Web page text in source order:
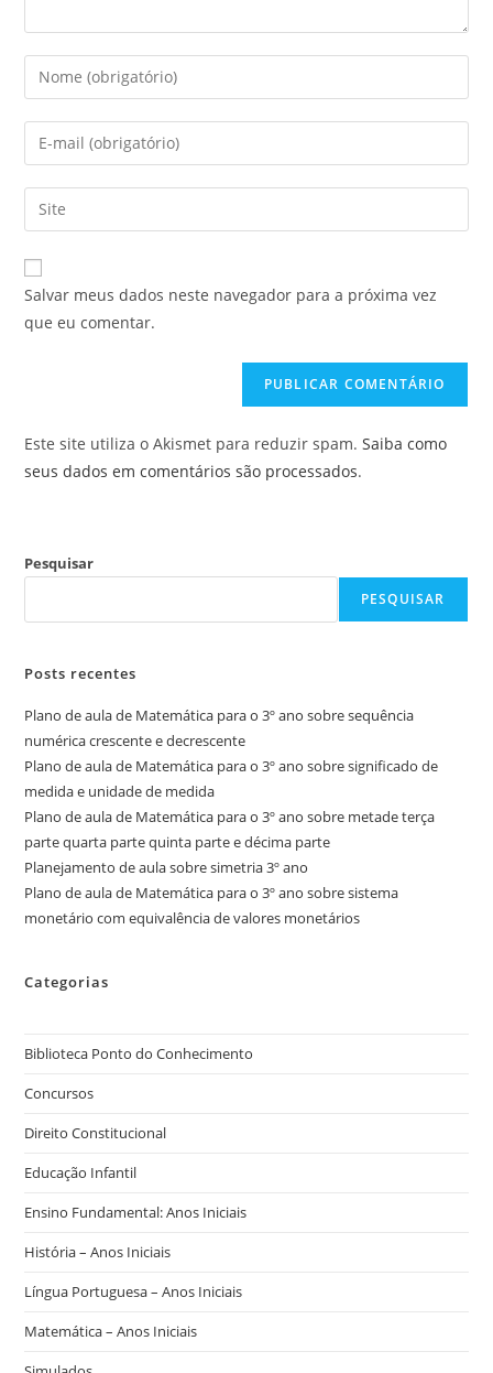
Digite
seu
nome
ou
de
usuário
para
comentar
Digite
seu
endereço
de
mail
para
comentar
Digite
o
URL
do
site
Salvar meus dados neste navegador para a próxima vez
que eu comentar.
Este site utiliza o Akismet para reduzir spam.Saiba como
seus dados em comentários são processados.
Pesquisar
PESQUISAR
Posts recentes
Plano de aula de Matemática para o 3º ano sobre sequência
numérica crescente e decrescente
Plano de aula de Matemática para o 3º ano sobre significado de
medida e unidade de medida
Plano de aula de Matemática para o 3º ano sobre metade terça
parte quarta parte quinta parte e décima parte
Planejamento de aula sobre simetria 3º ano
Plano de aula de Matemática para o 3º ano sobre sistema
monetário com equivalência de valores monetários
Categorias
Biblioteca Ponto do Conhecimento
Concursos
Direito Constitucional
Educação Infantil
Ensino Fundamental: Anos Iniciais
História – Anos Iniciais
Língua Portuguesa – Anos Iniciais
Matemática – Anos Iniciais